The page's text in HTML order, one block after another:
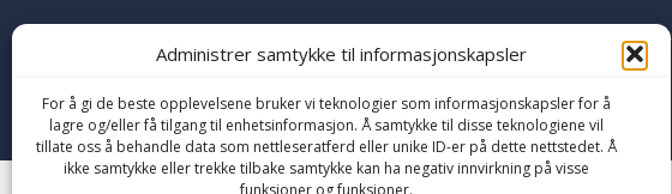
Administrer samtykke til informasjonskapsler
For å gi de beste opplevelsene bruker vi teknologier som informasjonskapsler for å
lagre og/eller få tilgang til enhetsinformasjon. Å samtykke til disse teknologiene vil
tillate oss å behandle data som nettleseratferd eller unike ID-er på dette nettstedet. Å
ikke samtykke eller trekke tilbake samtykke kan ha negativ innvirkning på visse
funksjoner og funksjoner.